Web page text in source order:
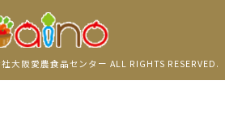
大阪愛農食品センター ALL RIGHTS RESERVED.